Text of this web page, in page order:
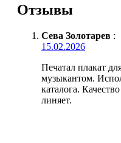
Отзывы
Сева Золотарев :
15.02.2026
Печатал плакат
музыкантом.
каталога.
линяет.